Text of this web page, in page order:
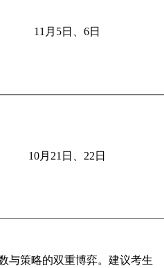
11 月 5日、 6日
10月 21 日、 22 日
与策略的双重博弈。建议考生